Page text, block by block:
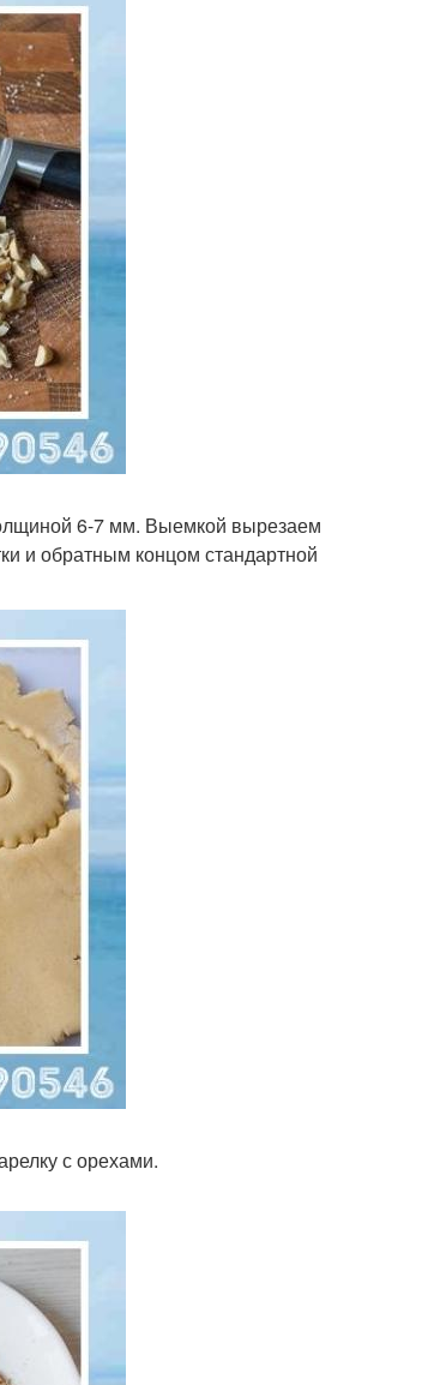
6-7 мм. Выемкой вырезаем
и обратным концом стандартной
с орехами.